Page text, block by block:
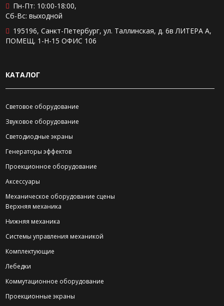
Пн-Пт: 10:00-18:00,
Сб-Вс: выходной
195196, Санкт-Петербург, ул. Таллинская, д. 6в ЛИТЕРА А,
ПОМЕЩ. 1-Н-15 ОФИС 106
КАТАЛОГ
Световое оборудование
Звуковое оборудование
Светодиодные экраны
Генераторы эффектов
Проекционное оборудование
Аксессуары
Механическое оборудование сцены
Верхняя механика
Нижняя механика
Системы управления механикой
Комплектующие
Лебедки
Коммутационное оборудование
Проекционные экраны